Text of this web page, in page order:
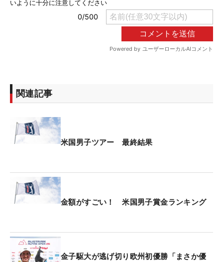
関連記事
米国男子ツアー 最終結果
金額がすごい！ 米国男子賞金ランキング
金子駆大が逃げ切り欧州初優勝「まさか優